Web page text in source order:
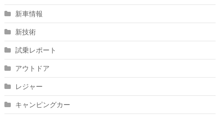
新車情報
新技術
試乗レポート
アウトドア
レジャー
キャンピングカー